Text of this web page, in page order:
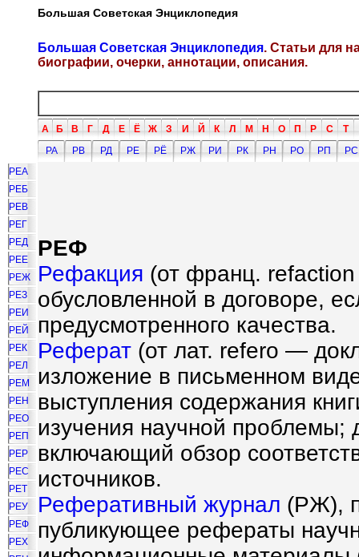
Большая Советская Энциклопедия
Большая Советская Энциклопедия. Статьи для
биографии, очерки, аннотации, описания.
А Б В Г Д Е Ё Ж З И Й К Л М Н О П Р С Т
РА
РВ РД РЕ РЁ РЖ РИ РК РН РО РП
РС
РЕА
РЕБ
РЕВ
РЕГ
РЕД
РЕЕ
РЕЖ
РЕЗ
РЕИ
РЕЙ
РЕК
РЕЛ
РЕМ
РЕН
РЕО
РЕП
РЕР
РЕС
РЕТ
РЕУ
РЕФ
РЕХ
РЕФ
Рефакция (от франц.
обусловленной в договоре,
предусмотренного качества.
Реферат (от лат. refero —
изложение в письменном
выступления содержания
изучения научной проблемы;
включающий обзор
источников.
Реферативный журнал (РЖ),
публикующее рефераты